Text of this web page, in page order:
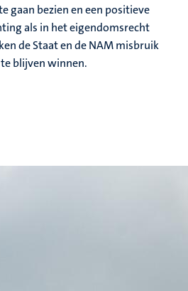
gaan bezien en een positieve
als in het eigendomsrecht
de Staat en de NAM misbruik
blijven winnen.